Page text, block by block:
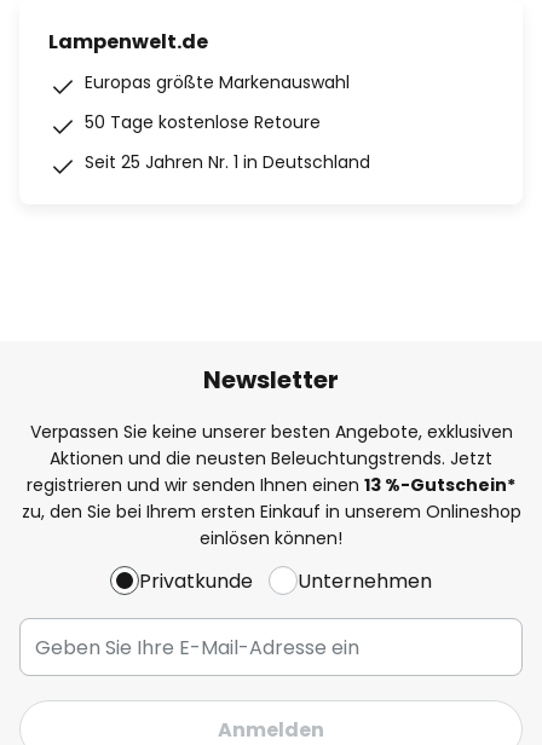
Lampenwelt.de
Europas größte Markenauswahl
50 Tage kostenlose Retoure
Seit 25 Jahren Nr. 1 in Deutschland
Newsletter
Verpassen Sie keine unserer besten Angebote, exklusiven
Aktionen und die neusten Beleuchtungstrends. Jetzt
registrieren und wir senden Ihnen einen 13 %-Gutschein*
zu, den Sie bei Ihrem ersten Einkauf in unserem Onlineshop
einlösen können!
Privatkunde Unternehmen
Anmelden